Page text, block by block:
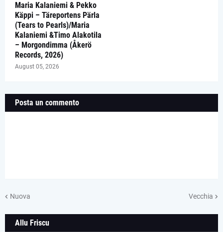
Maria Kalaniemi & Pekko
Käppi – Täreportens Pärla
(Tears to Pearls)/Maria
Kalaniemi &Timo Alakotila
– Morgondimma (Åkerö
Records, 2026)
August 05, 2026
Posta un commento
Nuova Vecchia
Allu Friscu